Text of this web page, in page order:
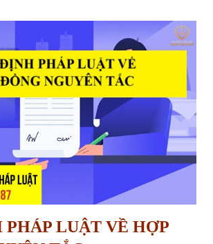
định giữ lại tiền bảo hành công trình xây dựng.
bảo hành nhà ở của nhà thầu Mục Đích Giữ Lại
Trình Tiền bảo hành công trình, về bản chất, là
đồng xây dựng mà chủ đầu tư tạm thời giữ lại
thành. Khoản tiền này đóng vai trò như một
t...
PHÁP LUẬT VỀ HỢP